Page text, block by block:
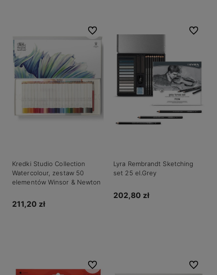
Kredki Studio Collection
Watercolour, zestaw 50
elementów Winsor & Newton
211,20 zł
Do ulubionych
Lyra Rembrandt Sketching
set 25 el.Grey
202,80 zł
Do
Do ulubionych Do